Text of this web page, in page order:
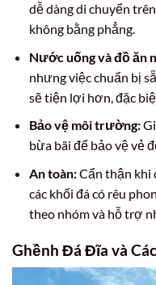
dễ dàng di chuyển
không bằng phẳng.
Nước uống và đồ ăn
nhưng việc chuẩn bị
sẽ tiện lợi hơn, đặc
Bảo vệ môi trường:
bừa bãi để bảo vệ vẻ
An toàn:Cẩn thận khi
các khối đá có rêu
theo nhóm và hỗ trợ
Ghềnh Đá Đĩa và